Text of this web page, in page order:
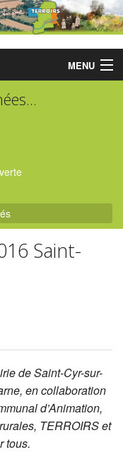
MENU
Saint-
de Saint-Cyr-sur-
en collaboration
d’Animation,
TERROIRSet
tous.